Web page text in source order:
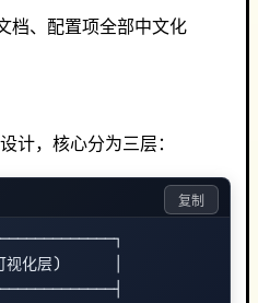
档、配置项全部中文化
计，核心分为三层：
化层)      │
复制